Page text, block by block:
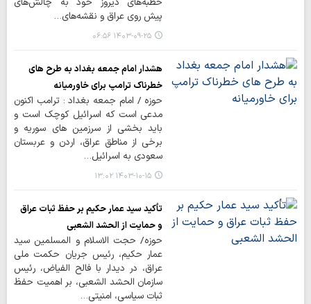
پیش روی عراق و نقشه‌های…
۱۴۰۳-۰۹-۲۵ ۰۶:۵۶
هشدار امام جمعه بغداد به طرح های
خطرناک ترامپ برای خاورمیانه
حوزه / امام جمعه بغداد : ترامب اکنون
مدعی است که اسرائیل کوچک است و
باید بخشی از سرزمین های سوریه و
برخی از مناطق عراق، اردن و عربستان
سعودی به اسرائیل…
۱۴۰۳-۱۰-۱۵ ۱۳:۰۲
تأکید سید عمار حکیم بر حفظ ثبات عراق
و حمایت از الحشد الشعبی
حوزه/ حجت الاسلام و المسلمین سید
عمار حکیم، رئیس جریان حکمت ملی
عراق، در دیدار با فالح الفیاض، رئیس
سازمان الحشد الشعبی، بر اهمیت حفظ
ثبات سیاسی، امنیتی…